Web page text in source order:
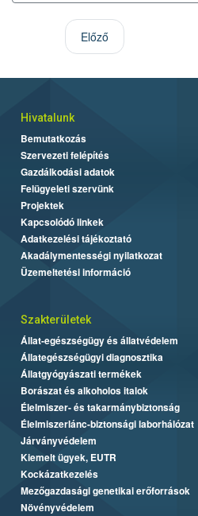
Előző
Hivatalunk
Bemutatkozás
Szervezeti felépítés
Gazdálkodási adatok
Felügyeleti szervünk
Projektek
Kapcsolódó linkek
Adatkezelési tájékoztató
Akadálymentességi nyilatkozat
Üzemeltetési információ
Szakterületek
Állat-egészségügy és állatvédelem
Állategészségügyi diagnosztika
Állatgyógyászati termékek
Borászat és alkoholos italok
Élelmiszer- és takarmánybiztonság
Élelmiszerlánc-biztonsági laborhálózat
Járványvédelem
Kiemelt ügyek, EUTR
Kockázatkezelés
Mezőgazdasági genetikai erőforrások
Növényvédelem